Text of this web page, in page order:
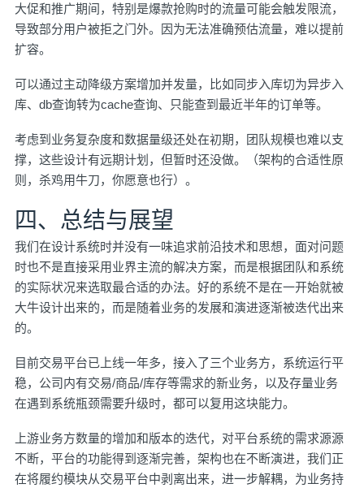
大促和推广期间，特别是爆款抢购时的流量可能会触发限流，
导致部分用户被拒之门外。因为无法准确预估流量，难以提前
扩容。
可以通过主动降级方案增加并发量，比如同步入库切为异步入
库、db查询转为cache查询、只能查到最近半年的订单等。
考虑到业务复杂度和数据量级还处在初期，团队规模也难以支
撑，这些设计有远期计划，但暂时还没做。（架构的合适性原
则，杀鸡用牛刀，你愿意也行）。
四、总结与展望
我们在设计系统时并没有一味追求前沿技术和思想，面对问题
时也不是直接采用业界主流的解决方案，而是根据团队和系统
的实际状况来选取最合适的办法。好的系统不是在一开始就被
大牛设计出来的，而是随着业务的发展和演进逐渐被迭代出来
的。
目前交易平台已上线一年多，接入了三个业务方，系统运行平
稳，公司内有交易/商品/库存等需求的新业务，以及存量业务
在遇到系统瓶颈需要升级时，都可以复用这块能力。
上游业务方数量的增加和版本的迭代，对平台系统的需求源源
不断，平台的功能得到逐渐完善，架构也在不断演进，我们正
在将履约模块从交易平台中剥离出来，进一步解耦，为业务持